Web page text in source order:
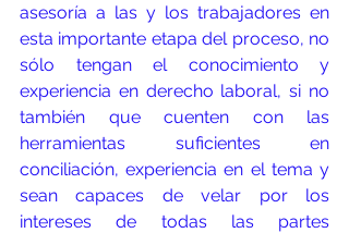
asesoría a las y los trabajadores en
esta importante etapa del proceso, no
sólo tengan el conocimiento y
experiencia en derecho laboral, si no
también que cuenten con las
herramientas suficientes en
conciliación, experiencia en el tema y
sean capaces de velar por los
intereses de todas las partes